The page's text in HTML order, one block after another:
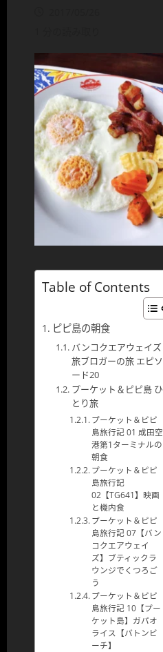
Table of Contents
ピピ島の朝食
バンコクエアウェイズ
旅ブロガーの旅 エピソ
ード20
プーケット＆ピピ島 ひ
とり旅
プーケット＆ピピ
島旅行記 01 成田空
港第1ターミナルの
朝食
プーケット＆ピピ
島旅行記
02【TG641】映画
と機内食
プーケット＆ピピ
島旅行記 07【バン
コクエアウェイ
ズ】ブティックラ
ウンジでくつろご
う
プーケット＆ピピ
島旅行記 10【プー
ケット島】ガパオ
ライス【パトンビ
ーチ】